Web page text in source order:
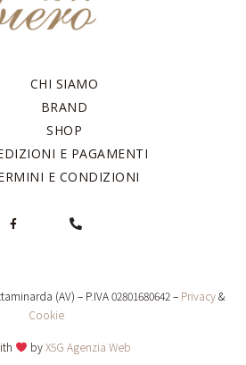
CHI SIAMO
BRAND
SHOP
E PAGAMENTI
E CONDIZIONI
(AV) – P.IVA 02801680642 – Privacy&
Cookie
byX5G Agenzia Web